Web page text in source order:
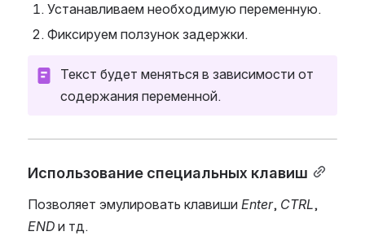
Устанавливаем необходимую переменную.
Фиксируем ползунок задержки.
Текст будет меняться в зависимости от
содержания переменной.
Использование специальных клавиш
Позволяет эмулировать клавиши Enter, CTRL
END и тд.